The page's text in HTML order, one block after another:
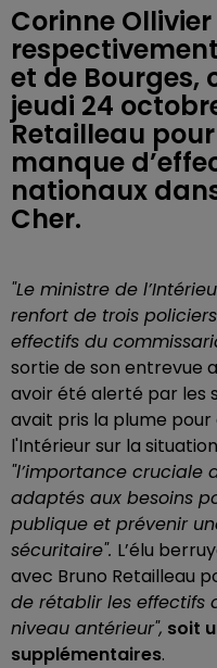
Corinne
et de Bourges,
jeudi 24
Retailleau
manque
nationaux
Cher.
"Le ministre de
renfort de trois
effectifs du
sortie de son entrevue
avoir été alerté par les
avait pris la plume
l'Intérieur sur la
"l’importance cruciale
adaptés aux besoins
publique et prévenir
sécuritaire". L’élu
avec Bruno Retailleau
de rétablir les effectifs
niveau antérieur", soit
supplémentaires.